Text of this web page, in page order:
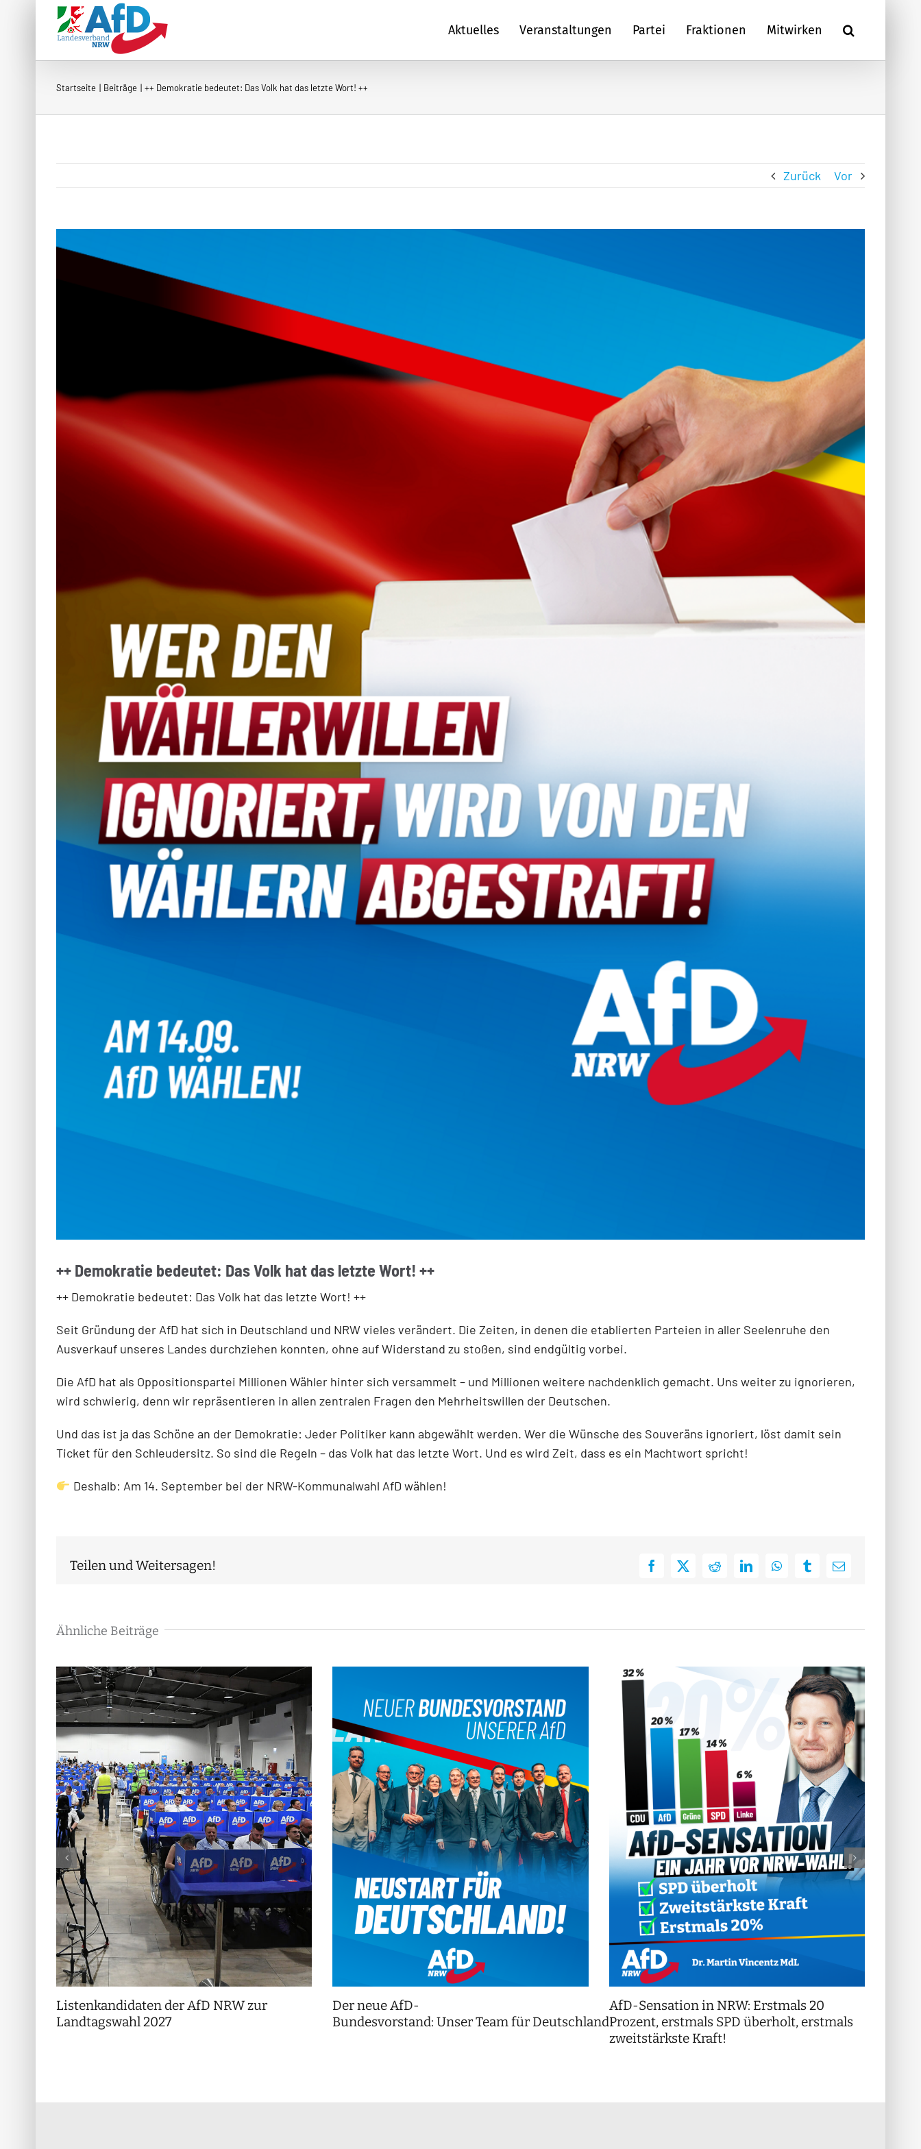
Aktuelles Veranstaltungen Partei Fraktionen Mitwirken
Startseite Beiträge ++ Demokratie bedeutet: Das Volk hat das letzte Wort! ++
Zurück Vor
++ Demokratie bedeutet: Das Volk hat das letzte Wort! ++
++ Demokratie bedeutet: Das Volk hat das letzte Wort! ++
Seit Gründung der AfD hat sich in Deutschland und NRW vieles verändert. Die Zeiten, in denen die etablierten Parteien in aller Seelenruhe den
Ausverkauf unseres Landes durchziehen konnten, ohne auf Widerstand zu stoßen, sind endgültig vorbei.
Die AfD hat als Oppositionspartei Millionen Wähler hinter sich versammelt – und Millionen weitere nachdenklich gemacht. Uns weiter zu ignorieren,
wird schwierig, denn wir repräsentieren in allen zentralen Fragen den Mehrheitswillen der Deutschen.
Und das ist ja das Schöne an der Demokratie: Jeder Politiker kann abgewählt werden. Wer die Wünsche des Souveräns ignoriert, löst damit sein
Ticket für den Schleudersitz. So sind die Regeln – das Volk hat das letzte Wort. Und es wird Zeit, dass es ein Machtwort spricht!
Deshalb: Am 14. September bei der NRW-Kommunalwahl AfD wählen!
Teilen und Weitersagen! Facebook
X RedditLinkedInWhatsAppTumblrE-
Ähnliche Beiträge
Listenkandidaten der AfD NRW zur
Landtagswahl 2027
Der neue AfD-
Bundesvorstand: Unser Team für Deutschland!
AfD-Sensation in NRW: Erstmals 20
Prozent, erstmals SPD überholt, erstmals
zweitstärkste Kraft!